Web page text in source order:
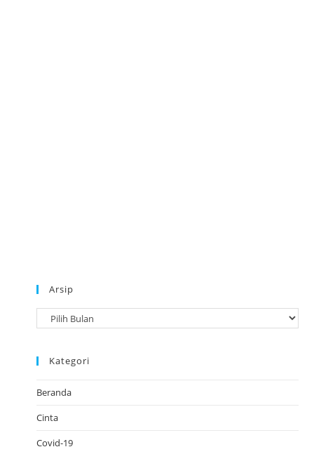
Arsip
r
i
Kategori
Beranda
Cinta
Covid-19